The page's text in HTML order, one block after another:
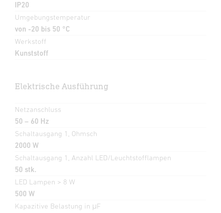
IP20
Umgebungstemperatur
von -20 bis 50 °C
Werkstoff
Kunststoff
Elektrische Ausführung
Netzanschluss
50 – 60 Hz
Schaltausgang 1, Ohmsch
2000 W
Schaltausgang 1, Anzahl LED/Leuchtstofflampen
50 stk.
LED Lampen > 8 W
500 W
Kapazitive Belastung in μF